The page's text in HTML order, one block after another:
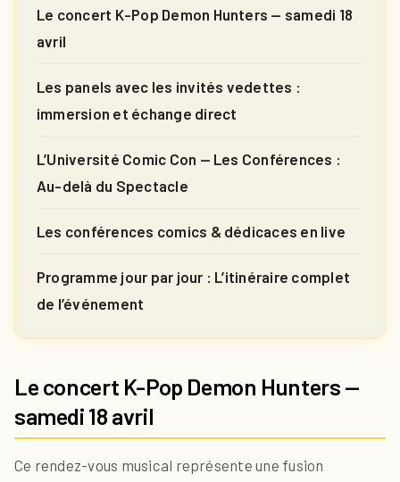
Le concert K-Pop Demon Hunters — samedi 18
avril
Les panels avec les invités vedettes :
immersion et échange direct
L’Université Comic Con — Les Conférences :
Au-delà du Spectacle
Les conférences comics & dédicaces en live
Programme jour par jour : L’itinéraire complet
de l’événement
Le concert K-Pop Demon Hunters —
samedi 18 avril
Ce rendez-vous musical représente une fusion